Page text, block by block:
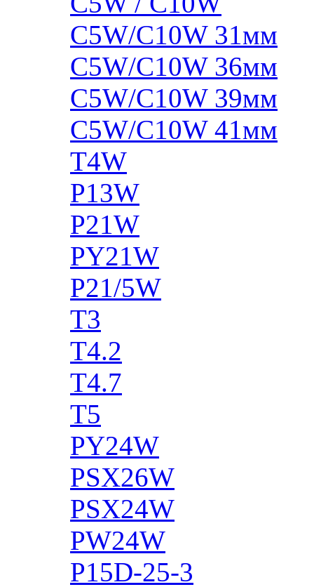
C5W/C10W 31мм
C5W/C10W 36мм
C5W/C10W 39мм
C5W/C10W 41мм
T4W
P13W
P21W
PY21W
P21/5W
T3
T4.2
T4.7
T5
PY24W
PSX26W
PSX24W
PW24W
P15D-25-3